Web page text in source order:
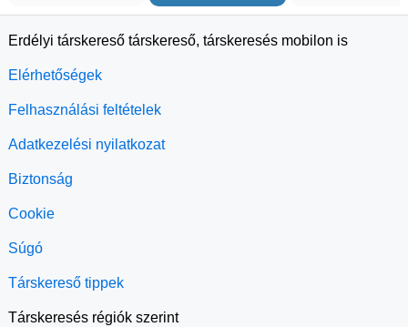
Erdélyi társkereső társkereső, társkeresés mobilon is
Elérhetőségek
Felhasználási feltételek
Adatkezelési nyilatkozat
Biztonság
Cookie
Súgó
Társkereső tippek
Társkeresés régiók szerint